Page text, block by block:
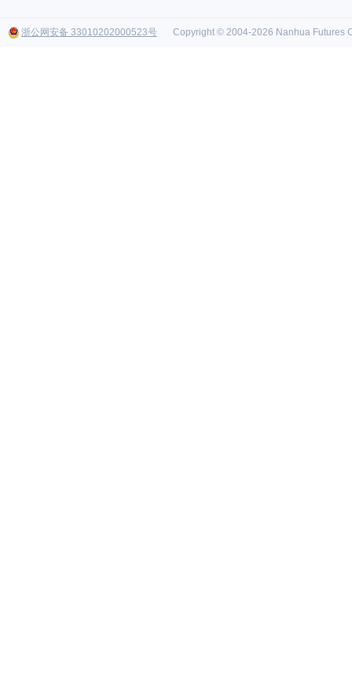
浙公网安备 33010202000523号 Copyright © 2004-2026 Nanhua Futures